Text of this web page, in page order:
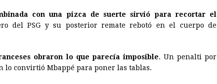
con una pizca de suerte sirvió para recortar el
del PSG y su posterior remate rebotó en el cuerpo de
obraron lo que parecía imposible. Un penalti por
lo convirtió Mbappé para poner las tablas.